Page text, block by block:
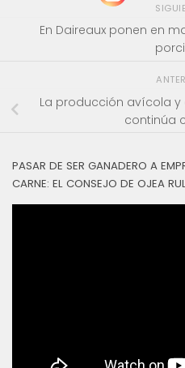
En Daireaux ponen en
La producción avícola y
continúa
PASAR DE SER GANADERO A
CARNE: EL CONSEJO DE OJEA